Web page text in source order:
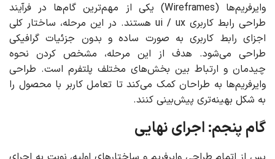
وایرفریم‌ها (Wireframes) یکی از مهم‌ترین گام‌ها در فرآیند
طراحی رابط کاربری ui / ux هستند. در این مرحله، ساختار کلی
اجزای رابط کاربری به صورت ساده و بدون جزئیات گرافیکی
طراحی می‌شود. هدف از این مرحله، مشخص کردن نحوه
چیدمان و ارتباط بین بخش‌های مختلف پلتفرم است. طراحی
وایرفریم‌ها به طراحان کمک می‌کند تا تعامل کاربر با محصول را
به شکل بهینه‌تری پیش‌بینی کنند.
گام پنجم: اجرای نهایی